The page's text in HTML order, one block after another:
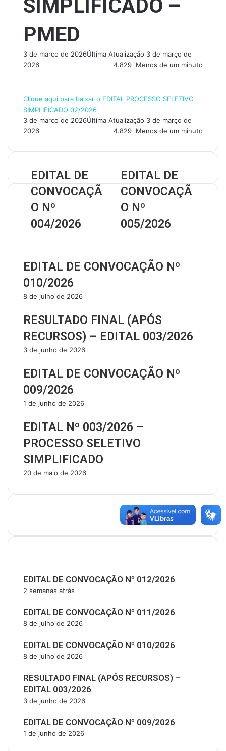
SIMPLIFICADO –
PMED
3 de março de 2026Última Atualização 3 de março de
2026
4.829 Menos de um minuto
Clique aqui para baixar o EDITAL PROCESSO SELETIVO
SIMPLIFICADO 02/2026
3 de março de 2026Última Atualização 3 de março de
2026
4.829 Menos de um minuto
EDITAL DE
CONVOCAÇÃ
O Nº
004/2026
EDITAL DE
CONVOCAÇÃ
O Nº
005/2026
EDITAL DE CONVOCAÇÃO Nº
010/2026
8 de julho de 2026
RESULTADO FINAL (APÓS
RECURSOS) – EDITAL 003/2026
3 de junho de 2026
EDITAL DE CONVOCAÇÃO Nº
009/2026
1 de junho de 2026
EDITAL Nº 003/2026 –
PROCESSO SELETIVO
SIMPLIFICADO
20 de maio de 2026
EDITAL DE CONVOCAÇÃO Nº 012/2026
2 semanas atrás
EDITAL DE CONVOCAÇÃO Nº 011/2026
8 de julho de 2026
EDITAL DE CONVOCAÇÃO Nº 010/2026
8 de julho de 2026
RESULTADO FINAL (APÓS RECURSOS) –
EDITAL 003/2026
3 de junho de 2026
EDITAL DE CONVOCAÇÃO Nº 009/2026
1 de junho de 2026